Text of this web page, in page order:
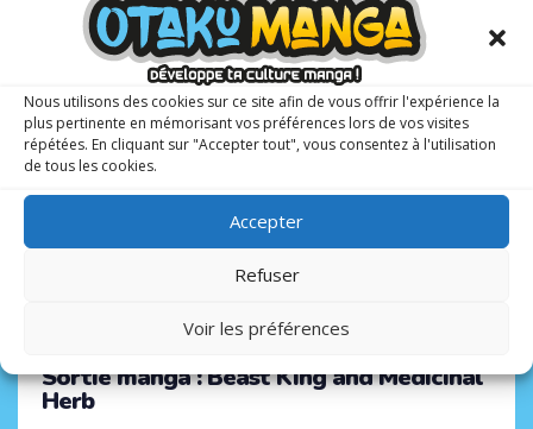
Nous utilisons des cookies sur ce site afin de vous offrir l'expérience la
plus pertinente en mémorisant vos préférences lors de vos visites
répétées. En cliquant sur "Accepter tout", vous consentez à l'utilisation
de tous les cookies.
Accepter
Refuser
Voir les préférences
30 AVRIL 2025
Sortie manga : Beast King and Medicinal
Herb